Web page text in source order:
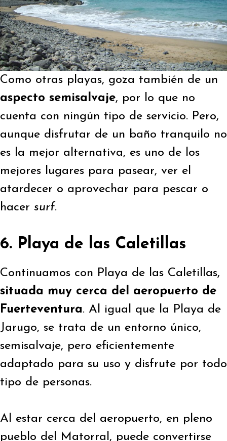
Como otras playas, goza también de un
aspecto semisalvaje, por lo que no
cuenta con ningún tipo de servicio. Pero,
aunque disfrutar de un baño tranquilo no
es la mejor alternativa, es uno de los
mejores lugares para pasear, ver el
atardecer o aprovechar para pescar o
hacer surf.
6. Playa de las Caletillas
Continuamos con Playa de las Caletillas,
situada muy cerca del aeropuerto de
Fuerteventura. Al igual que la Playa de
Jarugo, se trata de un entorno único,
semisalvaje, pero eficientemente
adaptado para su uso y disfrute por todo
tipo de personas.
Al estar cerca del aeropuerto, en pleno
pueblo del Matorral, puede convertirse